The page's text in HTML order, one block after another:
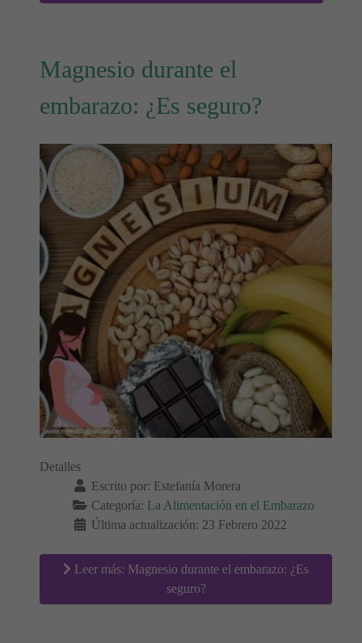
Magnesio durante el
embarazo: ¿Es seguro?
Detalles
Escrito por: Estefanía Morera
Categoría: La Alimentación en el Embarazo
Última actualización: 23 Febrero 2022
Leer más: Magnesio durante el embarazo: ¿Es
seguro?